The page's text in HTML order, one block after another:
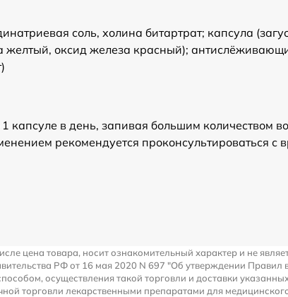
соль, холина битартрат; капсула
желтый, оксид железа красный);
капсуле в день, запивая большим
рекомендуется проконсультироваться с
цена товара, носит ознакомительный характер и не
РФ от 16 мая 2020 N 697 "Об утверждении
осуществления такой торговли и доставки
торговли лекарственными препаратами для